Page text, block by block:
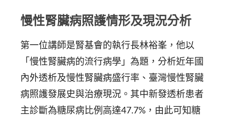
慢性腎臟病照護情形及現況分析
第一位講師是腎基會的執行長林裕峯，他以
「慢性腎臟病的流行病學」為題，分析近年國
內外透析及慢性腎臟病盛行率、臺灣慢性腎臟
病照護發展史與治療現況。其中新發透析患者
主診斷為糖尿病比例高達47.7%，由此可知糖